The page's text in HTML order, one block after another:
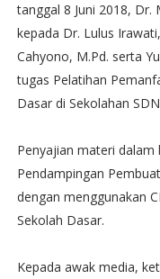
tanggal 8 Juni 2018, Dr.
kepada Dr. Lulus
Cahyono, M.Pd. serta
tugas Pelatihan
Dasar di Sekolahan
Penyajian materi
Pendampingan
dengan menggunakan
Sekolah Dasar.
Kepada awak media,